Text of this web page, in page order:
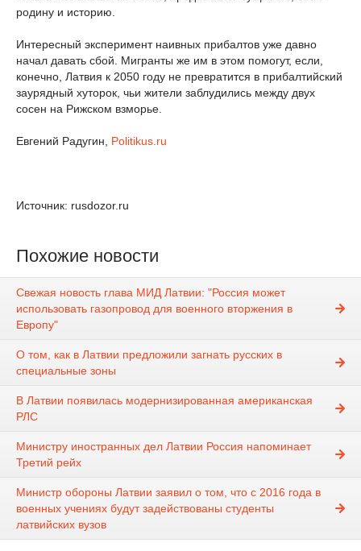
родину и историю.
Интересный эксперимент наивных прибалтов уже давно
начал давать сбой. Мигранты же им в этом помогут, если,
конечно, Латвия к 2050 году не превратится в прибалтийский
заурядный хуторок, чьи жители заблудились между двух
сосен на Рижском взморье.
Евгений Радугин, Politikus.ru
Источник: rusdozor.ru
Похожие новости
Свежая новость глава МИД Латвии: "Россия может
использовать газопровод для военного вторжения в
Европу"
О том, как в Латвии предложили загнать русских в
специальные зоны
В Латвии появилась модернизированная американская
РЛС
Министру иностранных дел Латвии Россия напоминает
Третий рейх
Министр обороны Латвии заявил о том, что с 2016 года в
военных учениях будут задействованы студенты
латвийских вузов